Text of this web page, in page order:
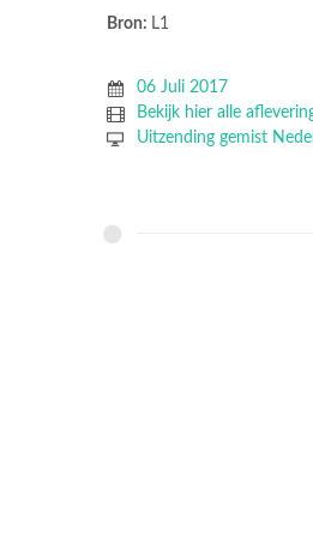
Bron: L1
06 Juli 2017
Bekijk hier alle
Uitzending gemist